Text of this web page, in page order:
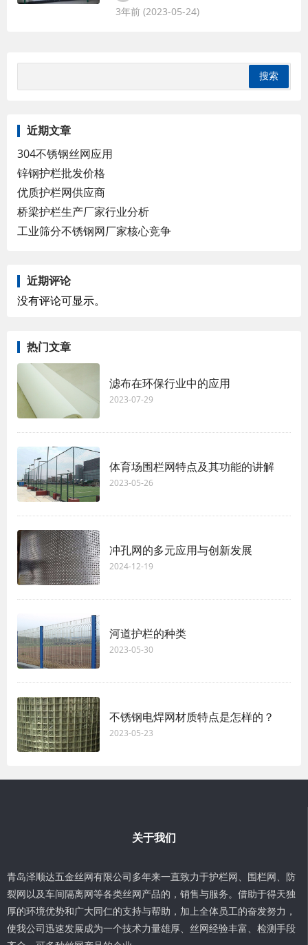
衔接位随地上崎岖可上下调整; 3. 在机场
感明显添加，是现在国内外最受欢迎的阻
3年前 (2023-05-24)
近期文章
304不锈钢丝网应用
锌钢护栏批发价格
优质护栏网供应商
桥梁护栏生产厂家行业分析
工业筛分不锈钢网厂家核心竞争
近期评论
没有评论可显示。
热门文章
滤布在环保行业中的应用
2023-07-29
体育场围栏网特点及其功能的讲解
2023-05-26
冲孔网的多元应用与创新发展
2024-12-19
河道护栏的种类
2023-05-30
不锈钢电焊网材质特点是怎样的？
2023-05-23
关于我们
青岛泽顺达五金丝网有限公司多年来一直致力于护栏网、围栏网、防
裂网以及车间隔离网等各类丝网产品的，销售与服务。借助于得天独
厚的环境优势和广大同仁的支持与帮助，加上全体员工的奋发努力，
使我公司迅速发展成为一个技术力量雄厚、丝网经验丰富、检测手段